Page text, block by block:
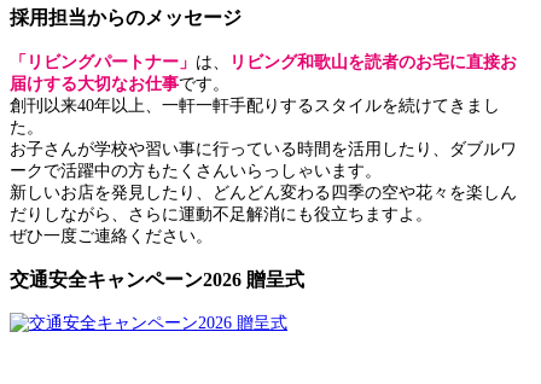
採用担当からのメッセージ
「リビングパートナー」 は、
リビング和歌山を読者のお宅に直接お
届けする大切なお仕事です。
創刊以来40年以上、一軒一軒手配りするスタイルを続けてきまし
た。
お子さんが学校や習い事に行っている時間を活用したり、ダブルワ
ークで活躍中の方もたくさんいらっしゃいます。
新しいお店を発見したり、どんどん変わる四季の空や花々を楽しん
だりしながら、さらに運動不足解消にも役立ちますよ。
ぜひ一度ご連絡ください。
交通安全キャンペーン2026 贈呈式